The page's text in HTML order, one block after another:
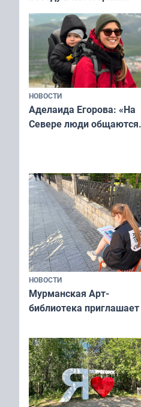
всероссийского
«Мисс и Миссис Великая
Русь»
НОВОСТИ
Аделаида Егорова: «На
Севере люди общаются
НОВОСТИ
Мурманская Арт-
библиотека
и фотографов